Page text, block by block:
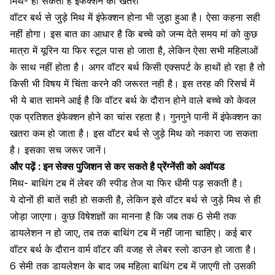
वॉटर बर्थ से जुड़े मिथ में इंफेक्शन होना भी जुड़ा हुआ है। ऐसा कहना सही
नहीं होगा। इस बात का आधार है कि बच्चे को जन्म देते समय मां को कुछ
मात्रा में यूरिन या फिर स्टूल पास हो जाता है, लेकिन ऐसा सभी महिलाओं
के साथ नहीं होता है। अगर वॉटर बर्थ किसी एक्सपर्ट के हाथों हो रहा है तो
किसी भी विषय में चिंता करने की जरूरत नही है। इस तरह की रिसर्च में
भी ये बात सामने आई है कि वॉटर बर्थ के दौरान होने वाले बच्चे को केवल
एक प्रतिशत इंफेक्शन होने का चांस रहता है। गुनगुने पानी में इंफेक्शन का
खतरा कम हो जाता है। इस वॉटर बर्थ से जुड़े मिथ को नकारा जा सकता
है। इसका सच जरूर जानें।
और पढ़ें :इन सेक्स पुजिशन से कर सकते है प्रेंग्नेंसी को अवॉयड
मिथ- बाथिंग टब में लेबर की स्पीड तेज या फिर धीमी पड़ सकती है।
ये दोनों ही बातें सही हो सकती है, लेकिन इसे वॉटर बर्थ से जुड़े मिथ से ही
जोड़ा जाएगा। कुछ विषेशज्ञों का मानना है कि जब तक 6 सेमी तक
डायलेशन न हो जाए, तब तक बाथिंग टब में नहीं जाना चाहिए। कई बार
वॉटर बर्थ के दौरान वार्म वॉटर की वजह से लेबर स्लो डाउन हो जाता है।
6 सेमी तक डायलेशन के बाद जब महिला बाथिंग टब में जाएगी तो उसकी